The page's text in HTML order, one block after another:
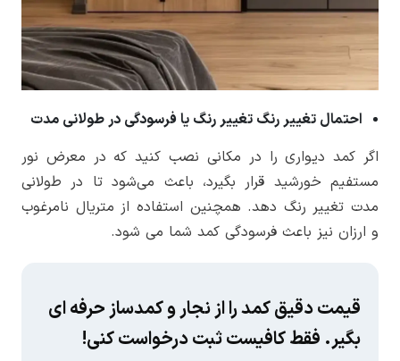
احتمال تغییر رنگ تغییر رنگ یا فرسودگی در طولانی مدت
اگر کمد دیواری را در مکانی نصب کنید که در معرض نور
مستفیم خورشید قرار بگیرد، باعث می‌شود تا در طولانی
مدت تغییر رنگ دهد. همچنین استفاده از متریال نامرغوب
و ارزان نیز باعث فرسودگی کمد شما می شود.
قیمت دقیق کمد را از نجار و کمدساز حرفه ای
بگیر. فقط کافیست ثبت درخواست کنی!